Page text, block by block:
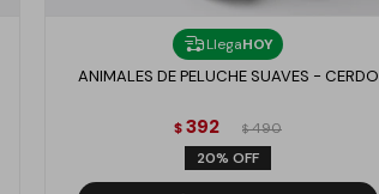
LlegaHOY
ANIMALES DE PELUCHE SUAVES - CERDO
$392 $ 490
20